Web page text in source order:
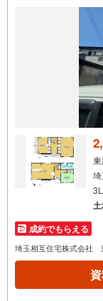
成約でもらえる
埼玉相互住宅株式会社